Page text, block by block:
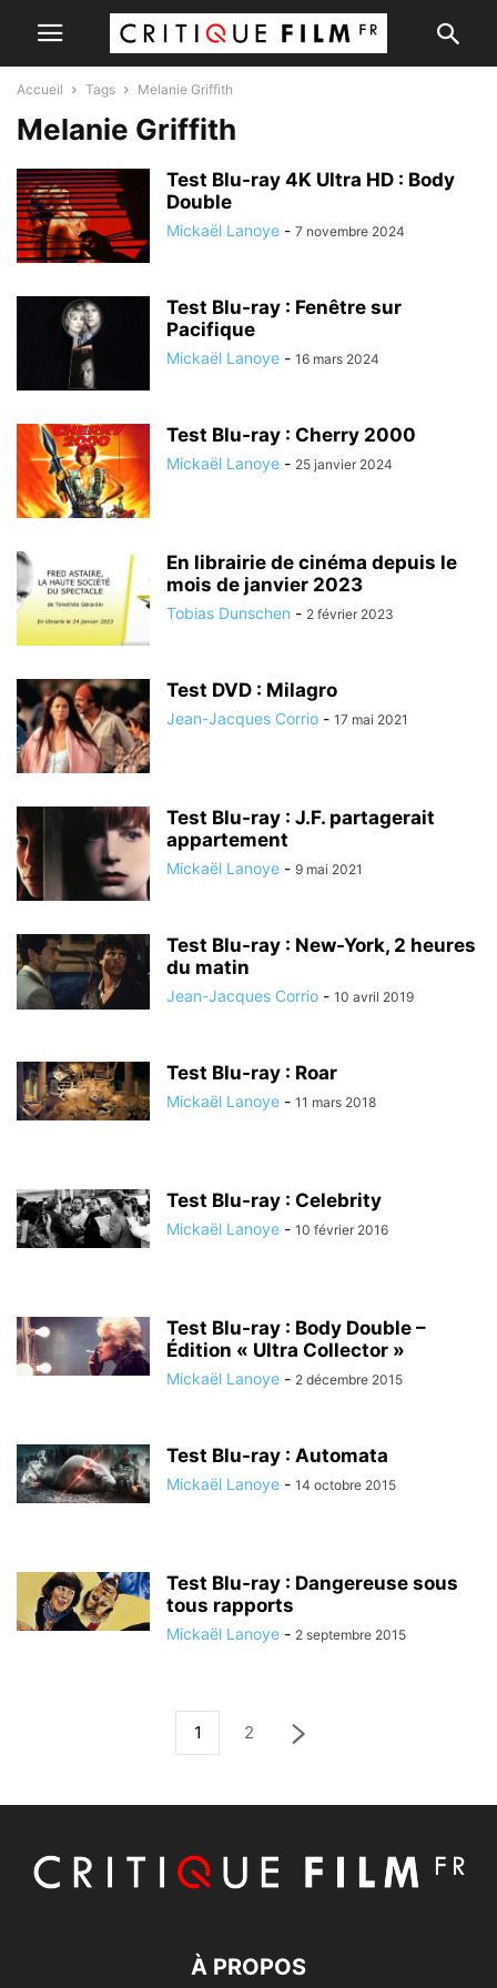
Accueil Tags Melanie Griffith
Melanie Griffith
Test Blu-ray 4K Ultra HD : Body
Double
Mickaël Lanoye - 7 novembre 2024
Test Blu-ray : Fenêtre sur
Pacifique
Mickaël Lanoye - 16 mars 2024
Test Blu-ray : Cherry 2000
Mickaël Lanoye - 25 janvier 2024
En librairie de cinéma depuis le
mois de janvier 2023
Tobias Dunschen - 2 février 2023
Test DVD : Milagro
Jean-Jacques Corrio - 17 mai 2021
Test Blu-ray : J.F. partagerait
appartement
Mickaël Lanoye - 9 mai 2021
Test Blu-ray : New-York, 2 heures
du matin
Jean-Jacques Corrio - 10 avril 2019
Test Blu-ray : Roar
Mickaël Lanoye - 11 mars 2018
Test Blu-ray : Celebrity
Mickaël Lanoye - 10 février 2016
Test Blu-ray : Body Double –
Édition « Ultra Collector »
Mickaël Lanoye - 2 décembre 2015
Test Blu-ray : Automata
Mickaël Lanoye - 14 octobre 2015
Test Blu-ray : Dangereuse sous
tous rapports
Mickaël Lanoye - 2 septembre 2015
1 2
À PROPOS